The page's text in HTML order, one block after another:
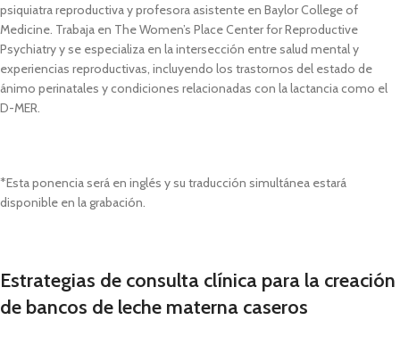
psiquiatra reproductiva y profesora asistente en Baylor College of
Medicine. Trabaja en The Women’s Place Center for Reproductive
Psychiatry y se especializa en la intersección entre salud mental y
experiencias reproductivas, incluyendo los trastornos del estado de
ánimo perinatales y condiciones relacionadas con la lactancia como el
D-MER.
*Esta ponencia será en inglés y su traducción simultánea estará
disponible en la grabación.
Estrategias de consulta clínica para la creación
de bancos de leche materna caseros